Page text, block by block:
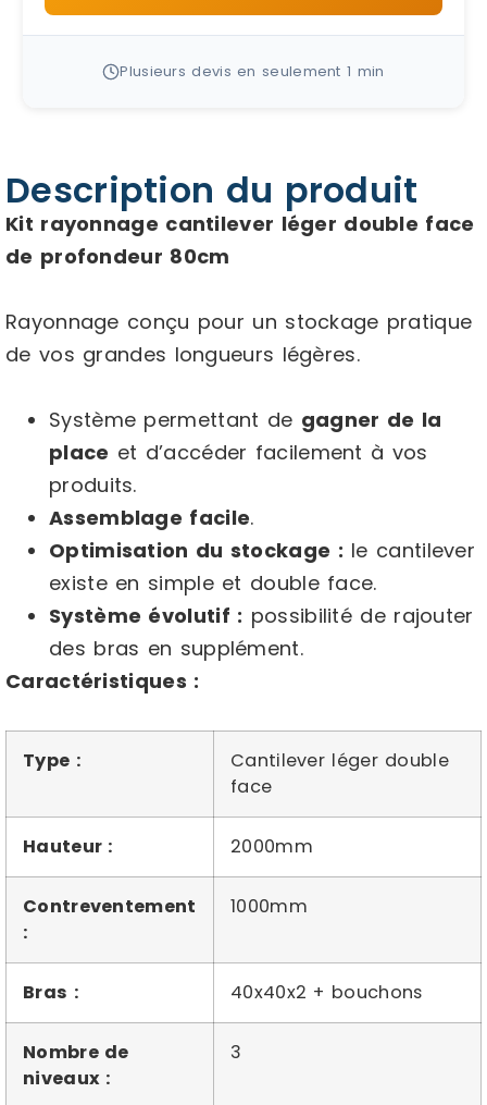
Plusieurs devis en seulement 1 min
Description du produit
Kit rayonnage cantilever léger double face
de profondeur 80cm
Rayonnage conçu pour un stockage pratique
de vos grandes longueurs légères.
Système permettant de gagner de la
place et d’accéder facilement à vos
produits.
Assemblage facile.
Optimisation du stockage : le cantilever
existe en simple et double face.
Système évolutif : possibilité de rajouter
des bras en supplément.
Caractéristiques :
Type :
Cantilever léger double
face
Hauteur : 2000mm
Contreventement
:
1000mm
Bras : 40x40x2 + bouchons
Nombre de
niveaux :
3